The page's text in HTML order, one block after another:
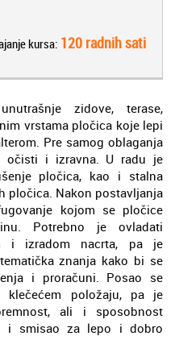
kursa: 120 radnih sati
zidove, terase,
vrstama pločica koje lepi
Pre samog oblaganja
očisti i izravna. U radu je
pločica, kao i stalna
pločica. Nakon postavljanja
kojom se pločice
Potrebno je ovladati
i izradom nacrta, pa je
znanja kako bi se
i proračuni. Posao se
položaju, pa je
ali i sposobnost
i smisao za lepo i dobro